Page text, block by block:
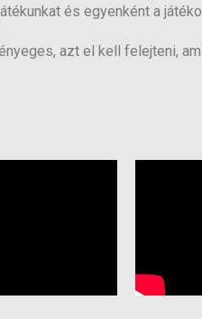
és egyenként a
azt el kell felejteni,